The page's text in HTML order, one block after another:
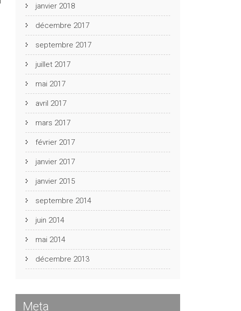
janvier 2018
décembre 2017
septembre 2017
juillet 2017
mai 2017
avril 2017
mars 2017
février 2017
janvier 2017
janvier 2015
septembre 2014
juin 2014
mai 2014
décembre 2013
Meta